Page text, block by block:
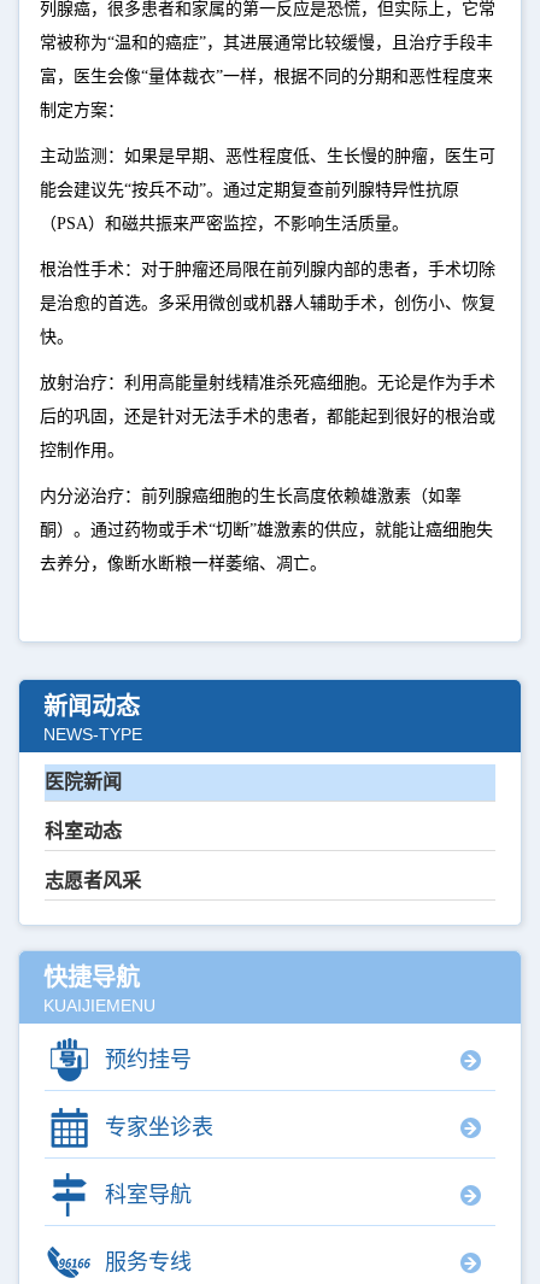
列腺癌，很多患者和家属的第一反应是恐慌，但实际上，它常
常被称为“温和的癌症”，其进展通常比较缓慢，且治疗手段丰
富，医生会像“量体裁衣”一样，根据不同的分期和恶性程度来
制定方案：
主动监测：如果是早期、恶性程度低、生长慢的肿瘤，医生可
能会建议先“按兵不动”。通过定期复查前列腺特异性抗原
（PSA）和磁共振来严密监控，不影响生活质量。
根治性手术：对于肿瘤还局限在前列腺内部的患者，手术切除
是治愈的首选。多采用微创或机器人辅助手术，创伤小、恢复
快。
放射治疗：利用高能量射线精准杀死癌细胞。无论是作为手术
后的巩固，还是针对无法手术的患者，都能起到很好的根治或
控制作用。
内分泌治疗：前列腺癌细胞的生长高度依赖雄激素（如睾
酮）。通过药物或手术“切断”雄激素的供应，就能让癌细胞失
去养分，像断水断粮一样萎缩、凋亡。
新闻动态
NEWS-TYPE
医院新闻
科室动态
志愿者风采
快捷导航
KUAIJIEMENU
预约挂号
专家坐诊表
科室导航
服务专线